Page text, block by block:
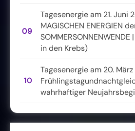
09
Tagesenergie am 21. Juni
MAGISCHEN ENERGIEN
in den Krebs)
10
Tagesenergie am 20.
wahrhaftiger